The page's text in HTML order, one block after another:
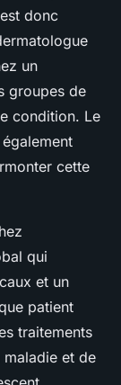
donc
un
groupes de
condition. Le
cette
qui
et un
patient
traitements
et de